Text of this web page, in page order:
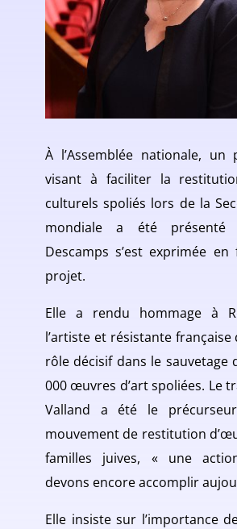
À l’Assemblée nationale,
visant à faciliter la
culturels spoliés lors de la
mondiale a été présenté
Descamps s’est exprimée
projet.
Elle a rendu hommage à
l’artiste et résistante
rôle décisif dans le sauvetage
000 œuvres d’art spoliées. Le
Valland a été le
mouvement de restitution
familles juives, « une
devons encore accomplir
Elle insiste sur l’importance